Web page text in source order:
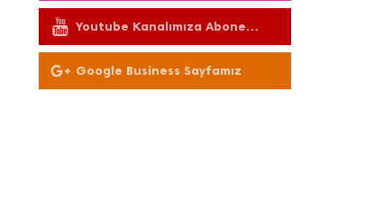
Youtube Kanalımıza Abone
Olun
Google Business Sayfamız